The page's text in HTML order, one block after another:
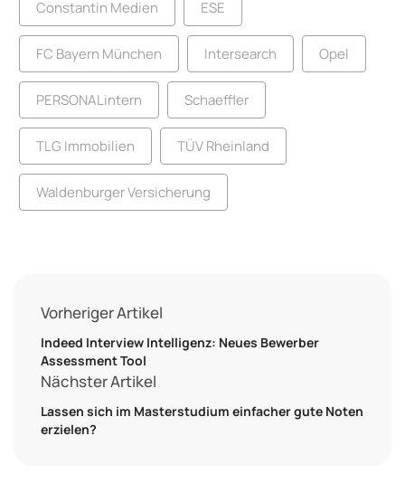
Constantin Medien ESE
FC Bayern München Intersearch Opel
PERSONALintern Schaeffler
TLG Immobilien TÜV Rheinland
Waldenburger Versicherung
Vorheriger Artikel
Indeed Interview Intelligenz: Neues Bewerber
Assessment Tool
Nächster Artikel
Lassen sich im Masterstudium einfacher gute Noten
erzielen?